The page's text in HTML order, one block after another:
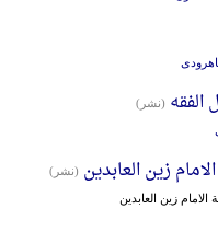
(نشر)
زین العابدین (نشر)
زین العابدین